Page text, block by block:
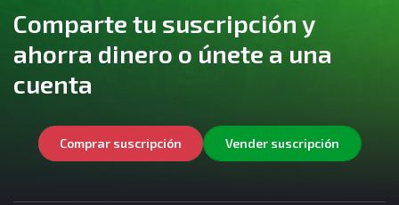
Comparte tu suscripción y
ahorra dinero o únete a una
cuenta
Comprar suscripción Vender suscripción